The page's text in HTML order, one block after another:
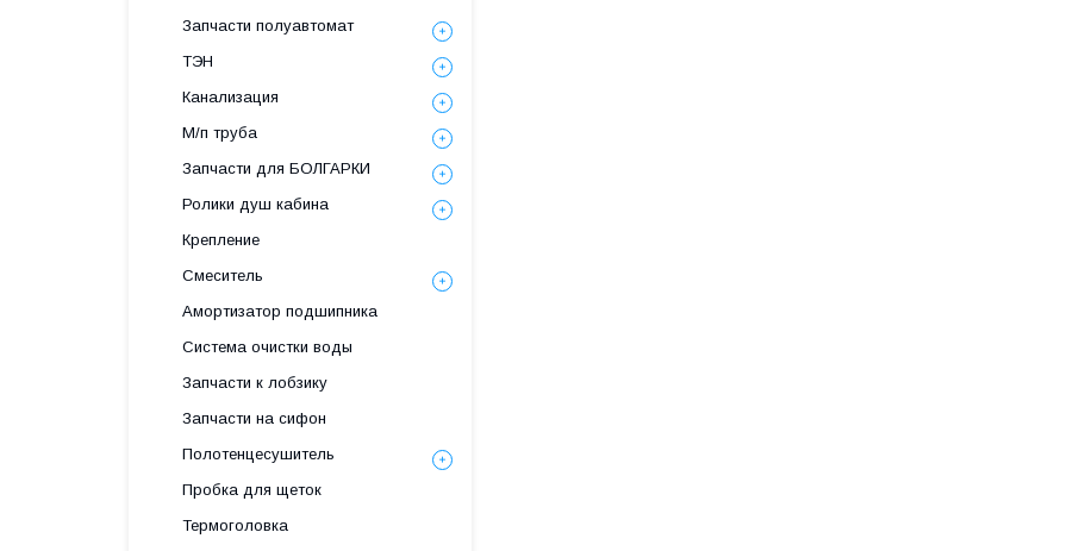
Запчасти полуавтомат
ТЭН
Канализация
М/п труба
Запчасти для БОЛГАРКИ
Ролики душ кабина
Крепление
Смеситель
Амортизатор подшипника
Система очистки воды
Запчасти к лобзику
Запчасти на сифон
Полотенцесушитель
Пробка для щеток
Термоголовка